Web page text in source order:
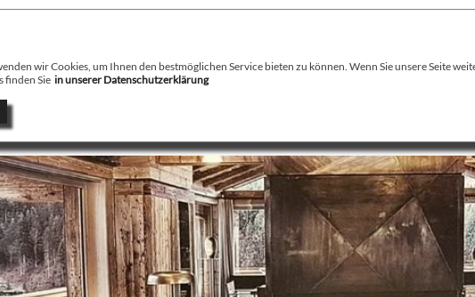
wir Cookies, um Ihnen den bestmöglichen Service bieten zu können. Wenn Sie unsere Seite
finden Sie in unserer Datenschutzerklärung
August Stamminger